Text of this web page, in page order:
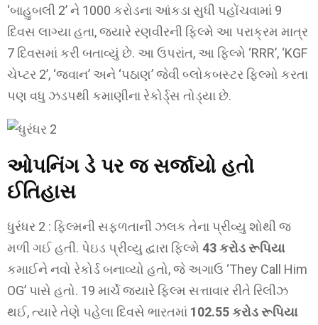
‘બાહુબલી 2’ ને 1000 કરોડના આંકડા સુધી પહોંચવામાં 9
દિવસ લાગ્યા હતા, જ્યારે રણવીરની ફિલ્મે આ પરાક્રમ માત્ર
7 દિવસમાં કરી બતાવ્યું છે. આ ઉપરાંત, આ ફિલ્મે ‘RRR’, ‘KGF
ચેપ્ટર 2’, ‘જવાન’ અને ‘પઠાણ’ જેવી બ્લોકબસ્ટર ફિલ્મો કરતા
પણ વધુ ઝડપથી કમાણીના રેકોર્ડ્સ તોડ્યા છે.
ઓપનિંગ ડે પર જ સર્જાયો હતો
ઈતિહાસ
ધુરંધર 2 : ફિલ્મની સફળતાની ઝલક તેના પ્રીવ્યુ શોથી જ
મળી ગઈ હતી. પેઇડ પ્રીવ્યુ દ્વારા ફિલ્મે 43 કરોડ રૂપિયા
કમાઈને નવો રેકોર્ડ બનાવ્યો હતો, જે અગાઉ ‘They Call Him
OG’ પાસે હતો. 19 માર્ચે જ્યારે ફિલ્મ સત્તાવાર રીતે રિલીઝ
થઈ, ત્યારે તેણે પહેલા દિવસે ભારતમાં 102.55 કરોડ રૂપિયા